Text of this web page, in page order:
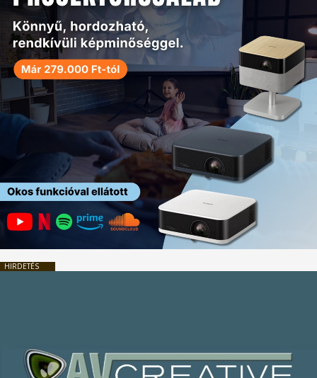
HIRDETÉS